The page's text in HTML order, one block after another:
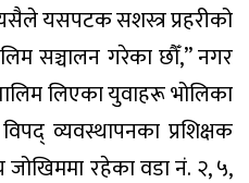
यसपटक सशस्त्र प्रहरीको
सञ्चालन गरेका छौँ,” नगर
लिएका युवाहरू भोलिका
व्यवस्थापनका प्रशिक्षक
रहेका वडा नं. २, ५,